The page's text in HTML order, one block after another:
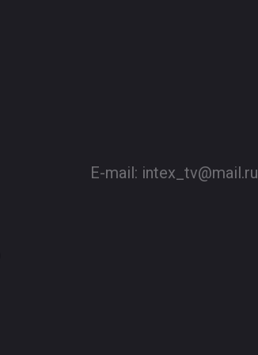
E-mail: intex_tv@mail.ru